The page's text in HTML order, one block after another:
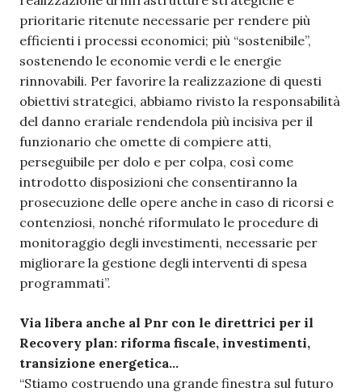
prioritarie ritenute necessarie per rendere più
efficienti i processi economici; più “sostenibile”,
sostenendo le economie verdi e le energie
rinnovabili. Per favorire la realizzazione di questi
obiettivi strategici, abbiamo rivisto la responsabilità
del danno erariale rendendola più incisiva per il
funzionario che omette di compiere atti,
perseguibile per dolo e per colpa, così come
introdotto disposizioni che consentiranno la
prosecuzione delle opere anche in caso di ricorsi e
contenziosi, nonché riformulato le procedure di
monitoraggio degli investimenti, necessarie per
migliorare la gestione degli interventi di spesa
programmati”.
Via libera anche al Pnr con le direttrici per il
Recovery plan: riforma fiscale, investimenti,
transizione energetica…
“Stiamo costruendo una grande finestra sul futuro